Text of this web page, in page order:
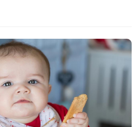
hoá, đưa mọi trẻ em sống